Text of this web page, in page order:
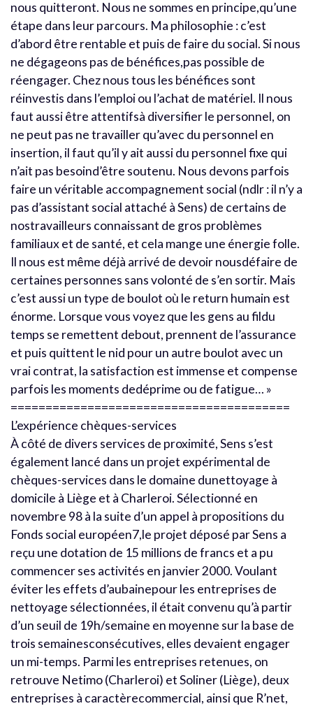
nous quitteront. Nous ne sommes en principe,qu’une
étape dans leur parcours. Ma philosophie : c’est
d’abord être rentable et puis de faire du social. Si nous
ne dégageons pas de bénéfices,pas possible de
réengager. Chez nous tous les bénéfices sont
réinvestis dans l’emploi ou l’achat de matériel. Il nous
faut aussi être attentifsà diversifier le personnel, on
ne peut pas ne travailler qu’avec du personnel en
insertion, il faut qu’il y ait aussi du personnel fixe qui
n’ait pas besoind’être soutenu. Nous devons parfois
faire un véritable accompagnement social (ndlr : il n’y a
pas d’assistant social attaché à Sens) de certains de
nostravailleurs connaissant de gros problèmes
familiaux et de santé, et cela mange une énergie folle.
Il nous est même déjà arrivé de devoir nousdéfaire de
certaines personnes sans volonté de s’en sortir. Mais
c’est aussi un type de boulot où le return humain est
énorme. Lorsque vous voyez que les gens au fildu
temps se remettent debout, prennent de l’assurance
et puis quittent le nid pour un autre boulot avec un
vrai contrat, la satisfaction est immense et compense
parfois les moments dedéprime ou de fatigue… »
========================================
L’expérience chèques-services
À côté de divers services de proximité, Sens s’est
également lancé dans un projet expérimental de
chèques-services dans le domaine dunettoyage à
domicile à Liège et à Charleroi. Sélectionné en
novembre 98 à la suite d’un appel à propositions du
Fonds social européen7,le projet déposé par Sens a
reçu une dotation de 15 millions de francs et a pu
commencer ses activités en janvier 2000. Voulant
éviter les effets d’aubainepour les entreprises de
nettoyage sélectionnées, il était convenu qu’à partir
d’un seuil de 19h/semaine en moyenne sur la base de
trois semainesconsécutives, elles devaient engager
un mi-temps. Parmi les entreprises retenues, on
retrouve Netimo (Charleroi) et Soliner (Liège), deux
entreprises à caractèrecommercial, ainsi que R’net,